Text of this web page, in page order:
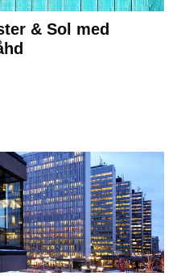
& Sol med